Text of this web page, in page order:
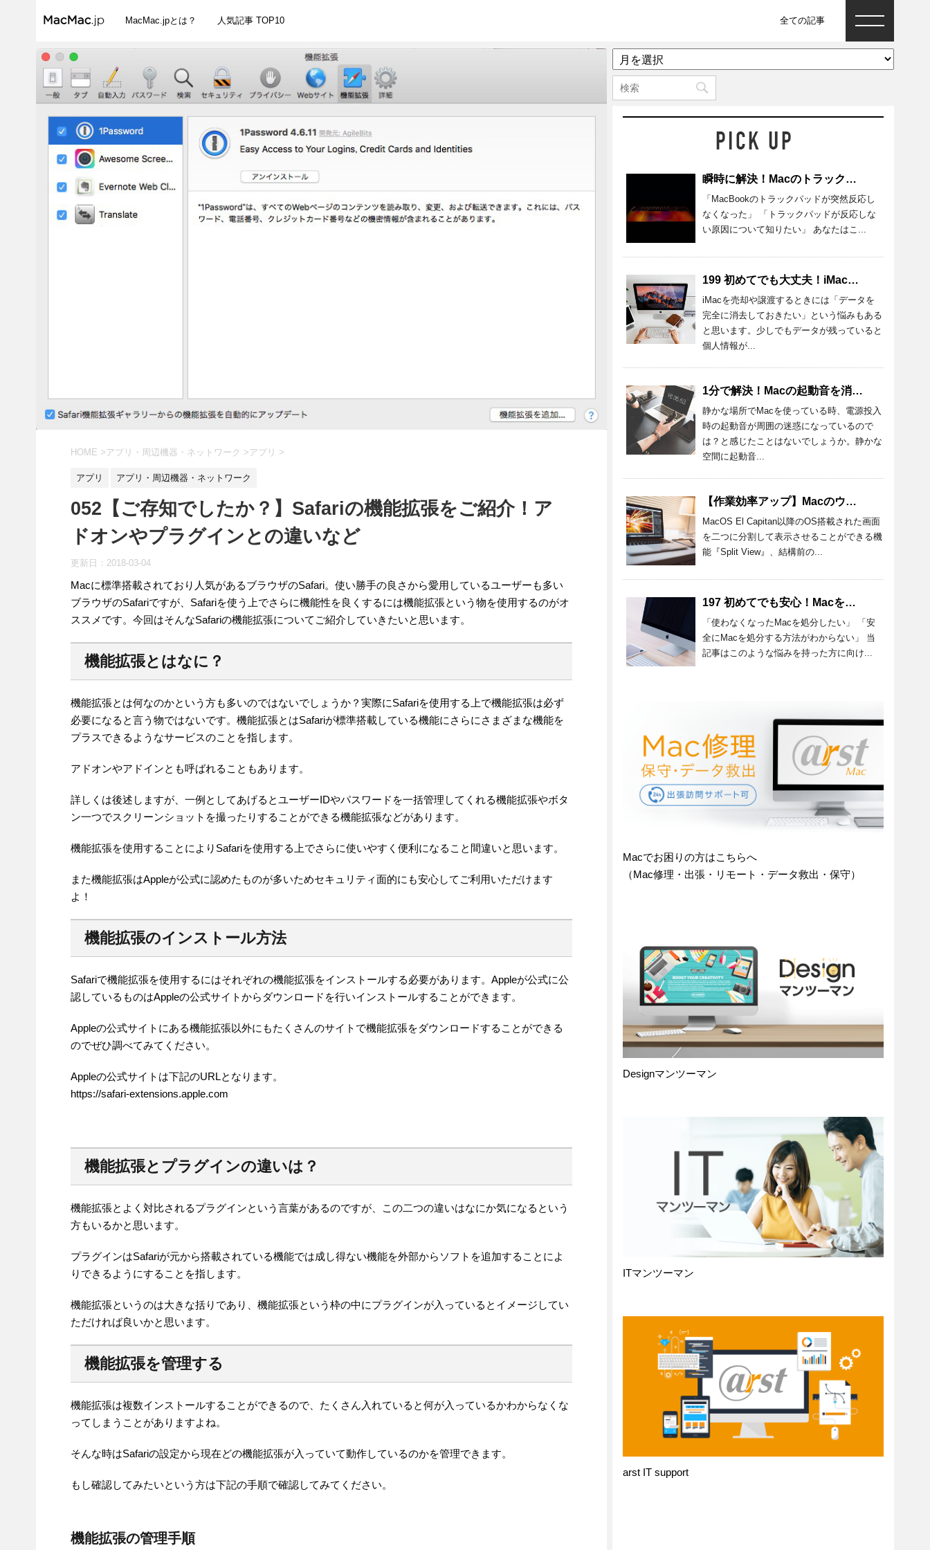
MacMac.jpとは？ 人気記事 TOP10 全ての記事
HOME >アプリ・周辺機器・ネットワーク >アプリ >
アプリ アプリ・周辺機器・ネットワーク
052【ご存知でしたか？】Safariの機能拡張をご紹介！ア
ドオンやプラグインとの違いなど
更新日： 2018-03-04
Macに標準搭載されており人気があるブラウザのSafari。使い勝手の良さから愛用しているユーザーも多い
ブラウザのSafariですが、Safariを使う上でさらに機能性を良くするには機能拡張という物を使用するのがオ
ススメです。今回はそんなSafariの機能拡張についてご紹介していきたいと思います。
機能拡張とはなに？
機能拡張とは何なのかという方も多いのではないでしょうか？実際にSafariを使用する上で機能拡張は必ず
必要になると言う物ではないです。機能拡張とはSafariが標準搭載している機能にさらにさまざまな機能を
プラスできるようなサービスのことを指します。
アドオンやアドインとも呼ばれることもあります。
詳しくは後述しますが、一例としてあげるとユーザーIDやパスワードを一括管理してくれる機能拡張やボタ
ン一つでスクリーンショットを撮ったりすることができる機能拡張などがあります。
機能拡張を使用することによりSafariを使用する上でさらに使いやすく便利になること間違いと思います。
また機能拡張はAppleが公式に認めたものが多いためセキュリティ面的にも安心してご利用いただけます
よ！
機能拡張のインストール方法
Safariで機能拡張を使用するにはそれぞれの機能拡張をインストールする必要があります。Appleが公式に公
認しているものはAppleの公式サイトからダウンロードを行いインストールすることができます。
Appleの公式サイトにある機能拡張以外にもたくさんのサイトで機能拡張をダウンロードすることができる
のでぜひ調べてみてください。
Appleの公式サイトは下記のURLとなります。
https://safari-extensions.apple.com
機能拡張とプラグインの違いは？
機能拡張とよく対比されるプラグインという言葉があるのですが、この二つの違いはなにか気になるという
方もいるかと思います。
プラグインはSafariが元から搭載されている機能では成し得ない機能を外部からソフトを追加することによ
りできるようにすることを指します。
機能拡張というのは大きな括りであり、機能拡張という枠の中にプラグインが入っているとイメージしてい
ただければ良いかと思います。
機能拡張を管理する
機能拡張は複数インストールすることができるので、たくさん入れていると何が入っているかわからなくな
ってしまうことがありますよね。
そんな時はSafariの設定から現在どの機能拡張が入っていて動作しているのかを管理できます。
もし確認してみたいという方は下記の手順で確認してみてください。
機能拡張の管理手順
ア
ー
カ
イ
瞬時に解決！Macのトラックパッドが反応しないときの原因と対処法
「MacBookのトラックパッドが突然反応し
なくなった」 「トラックパッドが反応しな
い原因について知りたい」 あなたはこ...
199 初めてでも大丈夫！iMacのデータを完全消去する準備・方法を紹介
iMacを売却や譲渡するときには「データを
完全に消去しておきたい」という悩みもある
と思います。少しでもデータが残っていると
個人情報が...
1分で解決！Macの起動音を消す設定方法とおすすめアプリを紹介！
静かな場所でMacを使っている時、電源投入
時の起動音が周囲の迷惑になっているので
は？と感じたことはないでしょうか。静かな
空間に起動音...
【作業効率アップ】Macのウィンドウを半分にする方法を詳しく解説
MacOS El Capitan以降のOS搭載された画面
を二つに分割して表示させることができる機
能『Split View』、結構前の...
197 初めてでも安心！Macを処分するときの準備と方法を詳しく解説！
「使わなくなったMacを処分したい」 「安
全にMacを処分する方法がわからない」 当
記事はこのような悩みを持った方に向け...
Macでお困りの方はこちらへ
（Mac修理・出張・リモート・データ救出・保守）
Designマンツーマン
ITマンツーマン
arst IT support